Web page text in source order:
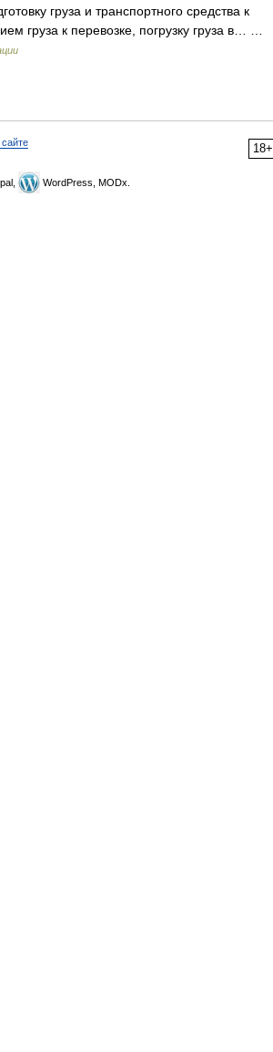
груза и транспортного средства к
груза к перевозке, погрузку груза в… …
18+
WordPress, MODx.